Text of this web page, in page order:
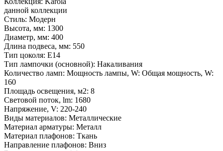
данной коллекции
Стиль: Модерн
Высота, мм: 1300
Диаметр, мм: 400
Длина подвеса, мм: 550
Тип цоколя: E14
Тип лампочки (основной): Накаливания
Количество ламп: Мощность лампы, W: Общая мощность, W:
160
Площадь освещения, м2: 8
Световой поток, lm: 1680
Напряжение, V: 220-240
Виды материалов: Металлические
Материал арматуры: Металл
Материал плафонов: Ткань
Направление плафонов: Вниз